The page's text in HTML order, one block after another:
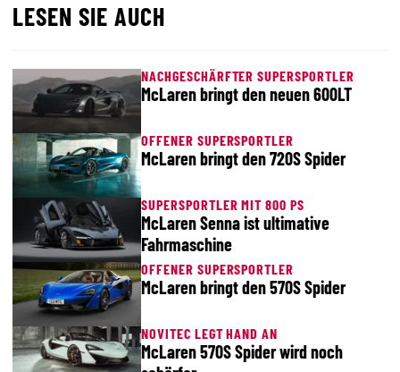
LESEN SIE AUCH
NACHGESCHÄRFTER SUPERSPORTLER
McLaren bringt den neuen 600LT
OFFENER SUPERSPORTLER
McLaren bringt den 720S Spider
SUPERSPORTLER MIT 800 PS
McLaren Senna ist ultimative
Fahrmaschine
OFFENER SUPERSPORTLER
McLaren bringt den 570S Spider
NOVITEC LEGT HAND AN
McLaren 570S Spider wird noch